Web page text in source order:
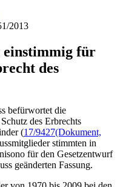
2013
einstimmig für
des
befürwortet die
des Erbrechts
(17/9427(Dokument,
stimmten in
für den Gesetzentwurf
geänderten Fassung.